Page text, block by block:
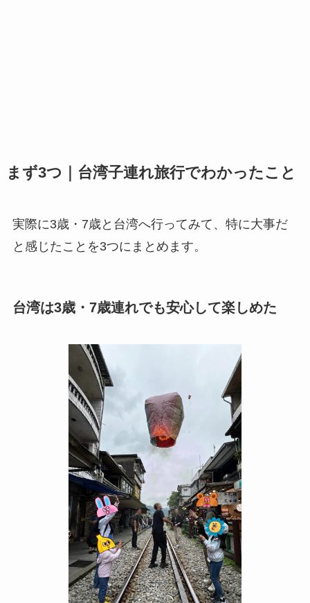
まず3つ｜台湾子連れ旅行でわかったこと
実際に3歳・7歳と台湾へ行ってみて、特に大事だ
と感じたことを3つにまとめます。
台湾は3歳・7歳連れでも安心して楽しめた